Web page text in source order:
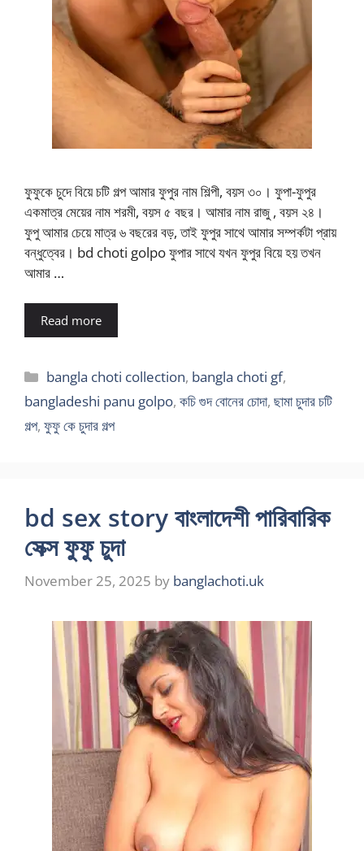
ফুফুকে চুদে বিয়ে চটি গল্প আমার ফুপুর নাম শিল্পী, বয়স ৩০। ফুপা-ফুপুর
একমাত্র মেয়ের নাম শরমী, বয়স ৫ বছর। আমার নাম রাজু , বয়স ২৪।
ফুপু আমার চেয়ে মাত্র ৬ বছরের বড়, তাই ফুপুর সাথে আমার সম্পর্কটা প্রায়
বন্ধুত্বের। bd choti golpo ফুপার সাথে যখন ফুপুর বিয়ে হয় তখন
আমার …
Read more
Categories
bangla choti collection, bangla choti gf,
bangladeshi panu golpo, কচি গুদ বোনের চোদা, ছামা চুদার চটি
গল্প, ফুফু কে চুদার গল্প
bd sex story বাংলাদেশী পারিবারিক
সেক্স ফুফু চুদা
November 25, 2025 by banglachoti.uk